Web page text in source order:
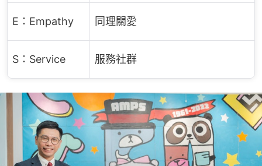
E：Empathy 同理關愛
S：Service 服務社群